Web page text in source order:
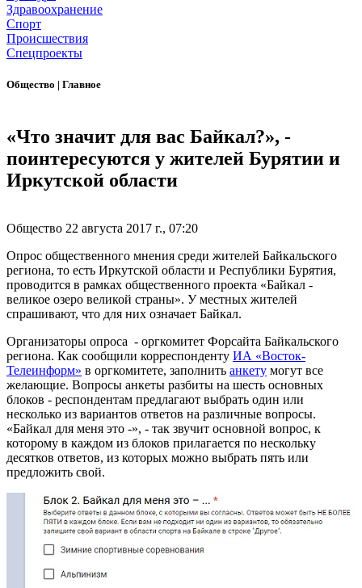
Здравоохранение
Спорт
Происшествия
Спецпроекты
Общество | Главное
«Что значит для вас Байкал?», -
поинтересуются у жителей Бурятии и
Иркутской области
Общество 22 августа 2017 г., 07:20
Опрос общественного мнения среди жителей Байкальского
региона, то есть Иркутской области и Республики Бурятия,
проводится в рамках общественного проекта «Байкал -
великое озеро великой страны». У местных жителей
спрашивают, что для них означает Байкал.
Организаторы опроса - оргкомитет Форсайта Байкальского
региона. Как сообщили корреспонденту ИА «Восток-
Телеинформ» в оргкомитете, заполнить анкету могут все
желающие. Вопросы анкеты разбиты на шесть основных
блоков - респондентам предлагают выбрать один или
несколько из вариантов ответов на различные вопросы.
«Байкал для меня это -», - так звучит основной вопрос, к
которому в каждом из блоков прилагается по нескольку
десятков ответов, из которых можно выбрать пять или
предложить свой.